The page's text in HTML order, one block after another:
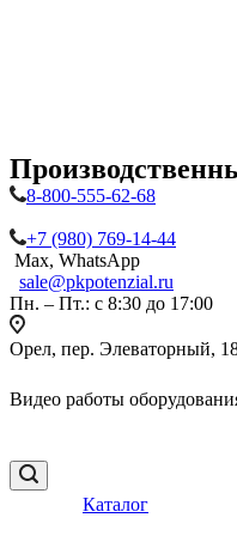
8-800-555-62-68
+7 (980) 769-14-44
Max, WhatsApp
sale@pkpotenzial.ru
Пн. – Пт.: с 8:30 до 17:00
Орел, пер. Элеваторный,
Видео работы
Каталог